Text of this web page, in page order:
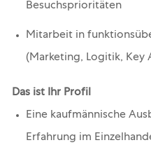
Besuchsprioritäten
Mitarbeit in
(Marketing, Logitik, Key
Das ist Ihr Profil
Eine kaufmännische
Erfahrung im